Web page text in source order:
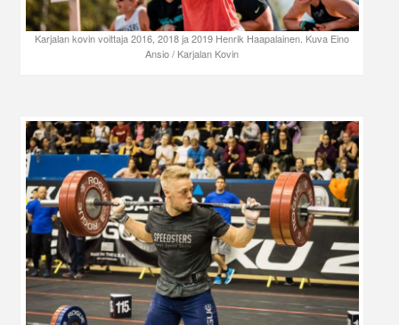
Karjalan kovin voittaja 2016, 2018 ja 2019 Henrik Haapalainen. Kuva Eino
Ansio / Karjalan Kovin